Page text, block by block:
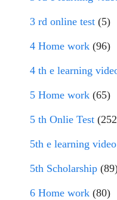
3 rd online test (5)
4 Home work (96)
4 th e learning
5 Home work (65)
5 th Onlie Test
5th e learning video
5th Scholarship
6 Home work (80)